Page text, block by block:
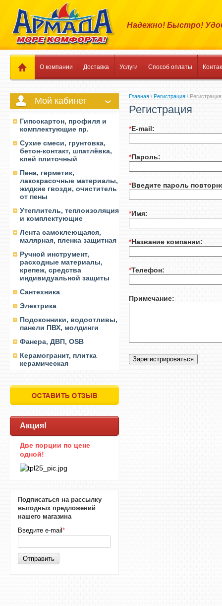
Надежно! Быстро!
О компании Доставка Услуги Способ оплаты
Мой кабинет
Гипсокартон, профиля и
комплектующие пр.
Сухие смеси, грунтовка,
бетон-контакт, шпатлёвка,
клей плиточный
Пена, герметик,
лакокрасочные материалы,
жидкие гвозди, очиститель
от пены
Утеплитель, теплоизоляция
и комплектующие
Лента самоклеющаяся,
малярная, пленка защитная
Ручной инструмент,
расходные материалы,
крепеж, средства
индивидуальной защиты
Сантехника
Электрика
Подоконники, водоотливы,
панели ПВХ, молдинги
Фанера, ДВП, OSB
Керамогранит, плитка
керамическая
Акция!
Две порции по цене
одной!
Подписаться на рассылку
выгодных предложений
нашего магазина
Введите e-mail *
Отправить
Главная \ Регистрация \ Регистрация
Регистрация
*E-mail:
*Пароль:
*Введите пароль
*Имя:
*Название компании:
*Телефон:
Примечание: